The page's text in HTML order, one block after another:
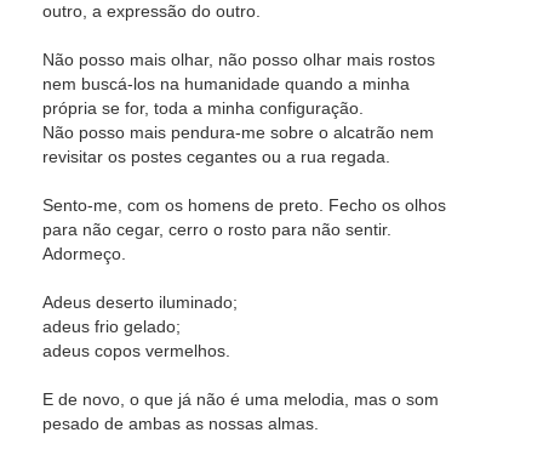
outro, a expressão do outro.
Não posso mais olhar, não posso olhar mais rostos
nem buscá-los na humanidade quando a minha
própria se for, toda a minha configuração.
Não posso mais pendura-me sobre o alcatrão nem
revisitar os postes cegantes ou a rua regada.
Sento-me, com os homens de preto. Fecho os olhos
para não cegar, cerro o rosto para não sentir.
Adormeço.
Adeus deserto iluminado;
adeus frio gelado;
adeus copos vermelhos.
E de novo, o que já não é uma melodia, mas o som
pesado de ambas as nossas almas.